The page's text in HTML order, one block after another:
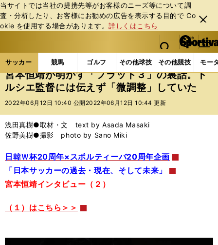
当サイトでは当社の提携先等がお客様のニーズ等について調
査・分析したり、お客様にお勧めの広告を表⽰する⽬的で Co
okie を使⽤する場合があります。詳しくはこちら
閉じ
る
web Sportiva (webスポルティーバ)
検索
マイペ
ー
ジ
メニュ
サッカー 競馬 ゴルフ その他球技 その他競技 モー
ス
ポ
ル
バ
サッカーの記事一覧 サッカー代表 日本代表 宮
宮本恒靖が明かす「フラット３」の裏話。ト
ルシエ監督には伝えず「微調整」していた
2022年06月12日 10:40 公開 2022年06月12日 10:44 更新
浅田真樹●取材・文 text by Asada Masaki
佐野美樹●撮影 photo by Sano Miki
日韓Ｗ杯20周年×スポルティーバ20周年企画
「日本サッカーの過去・現在、そして未来」
宮本恒靖インタビュー（２）
（１）はこちら＞＞